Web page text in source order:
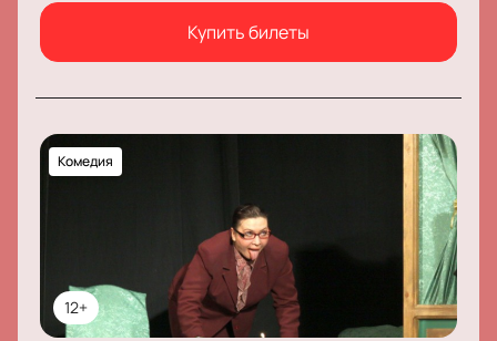
Купить билеты
12+
Комедия